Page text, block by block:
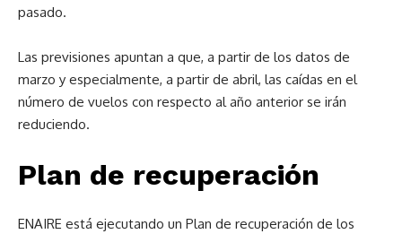
pasado.
Las previsiones apuntan a que, a partir de los datos de
marzo y especialmente, a partir de abril, las caídas en el
número de vuelos con respecto al año anterior se irán
reduciendo.
Plan de recuperación
ENAIRE está ejecutando un Plan de recuperación de los